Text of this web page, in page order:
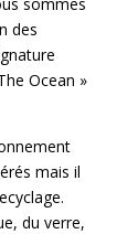
des
Ocean »
mais il
du verre,